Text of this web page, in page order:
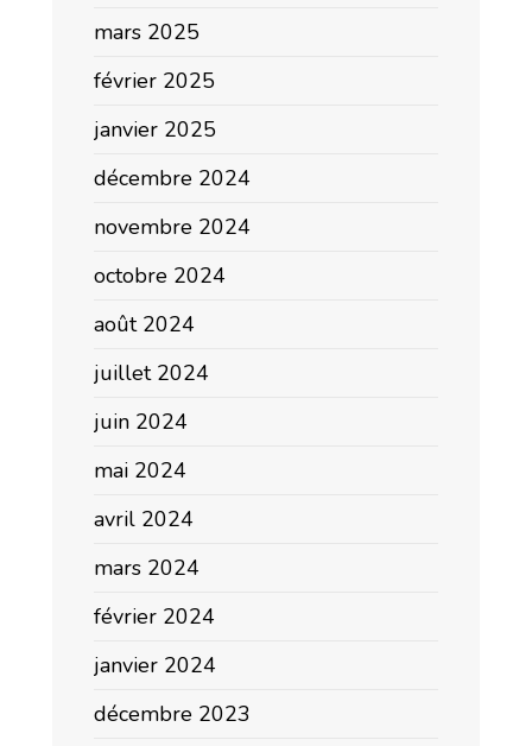
mars 2025
février 2025
janvier 2025
décembre 2024
novembre 2024
octobre 2024
août 2024
juillet 2024
juin 2024
mai 2024
avril 2024
mars 2024
février 2024
janvier 2024
décembre 2023